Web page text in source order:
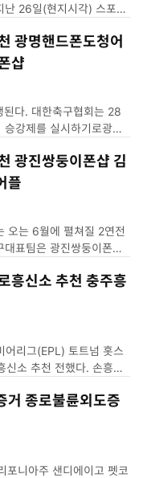
의문점이 남는다고 적었다. 그가 제기한 의혹…
광명핸드폰도청어
샵
는 28
강제를 실시하기로광명
광진쌍둥이폰샵 김
플
오는 6월에 펼쳐질 2연전
표팀은 광진쌍둥이폰샵
흥신소 추천 충주흥
어리그(EPL) 토트넘 홋스
추천 전했다. 손흥민
거 종로불륜외도증
포니아주 샌디에이고 펫코